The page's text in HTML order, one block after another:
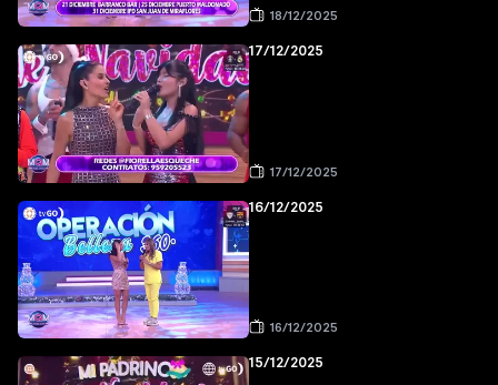
18/12/2025
17/12/2025
17/12/2025
16/12/2025
16/12/2025
15/12/2025